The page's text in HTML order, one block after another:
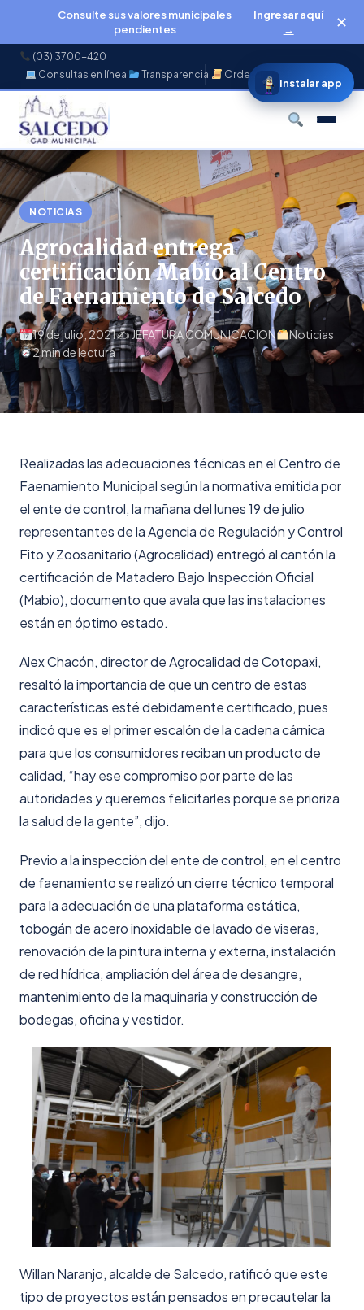
Consulte sus valores municipales
pendientes
Ingresar aquí
→
✕
(03) 3700-420
Consultas en línea
Transparencia Ordenanzas
Buscar
NOTICIAS
Agrocalidad entrega
certificación Mabio al Centro
de Faenamiento de Salcedo
19 de julio, 2021✍️ JEFATURA COMUNICACION
Noticias
2 min de lectura
Realizadas las adecuaciones técnicas en el Centro de
Faenamiento Municipal según la normativa emitida por
el ente de control, la mañana del lunes 19 de julio
representantes de la Agencia de Regulación y Control
Fito y Zoosanitario (Agrocalidad) entregó al cantón la
certificación de Matadero Bajo Inspección Oficial
(Mabio), documento que avala que las instalaciones
están en óptimo estado.
Alex Chacón, director de Agrocalidad de Cotopaxi,
resaltó la importancia de que un centro de estas
características esté debidamente certificado, pues
indicó que es el primer escalón de la cadena cárnica
para que los consumidores reciban un producto de
calidad, “hay ese compromiso por parte de las
autoridades y queremos felicitarles porque se prioriza
la salud de la gente”, dijo.
Previo a la inspección del ente de control, en el centro
de faenamiento se realizó un cierre técnico temporal
para la adecuación de una plataforma estática,
tobogán de acero inoxidable de lavado de viseras,
renovación de la pintura interna y externa, instalación
de red hídrica, ampliación del área de desangre,
mantenimiento de la maquinaria y construcción de
bodegas, oficina y vestidor.
Willan Naranjo, alcalde de Salcedo, ratificó que este
tipo de proyectos están pensados en precautelar la
Instalar app